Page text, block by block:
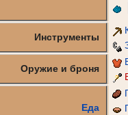
Инструменты
Оружие и броня
Еда